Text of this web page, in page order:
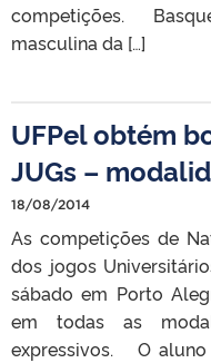
competições.
masculina da […]
UFPel obtém
JUGs –
18/08/2014
As competições de
dos jogos
sábado em Porto
em todas as
expressivos. O aluno